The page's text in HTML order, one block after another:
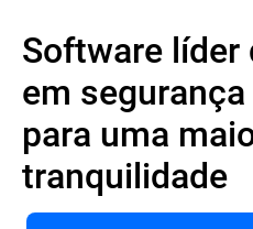
Software líder
em
para uma
tranquilidade